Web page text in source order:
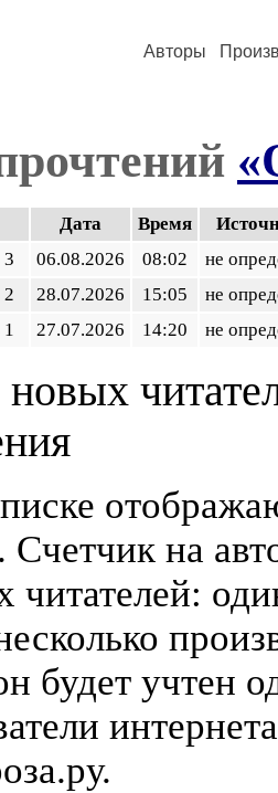
Авторы
Дата Время
3
06.08.2026 08:02
не
2
28.07.2026 15:05
не
1
27.07.2026 14:20 не
новых
Счетчик на
читателей:
будет учтен